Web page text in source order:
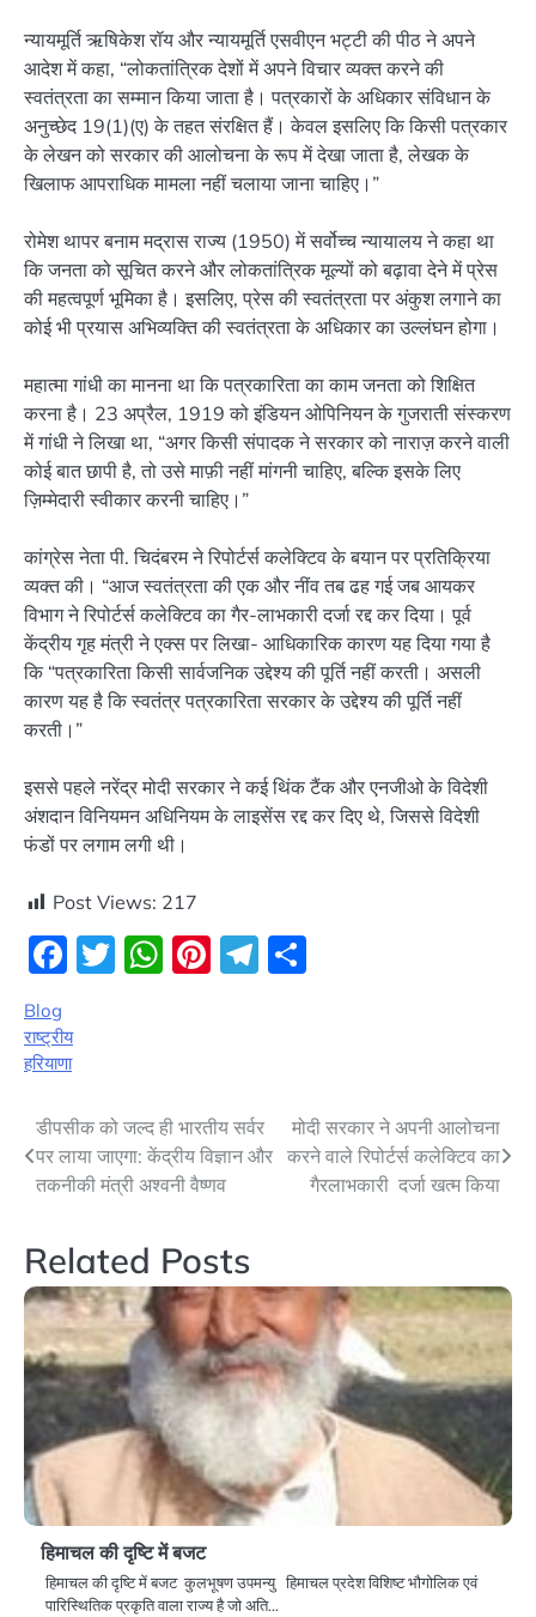
न्यायमूर्ति ऋषिकेश रॉय और न्यायमूर्ति एसवीएन भट्टी की पीठ ने अपने
आदेश में कहा, “लोकतांत्रिक देशों में अपने विचार व्यक्त करने की
स्वतंत्रता का सम्मान किया जाता है। पत्रकारों के अधिकार संविधान के
अनुच्छेद 19(1)(ए) के तहत संरक्षित हैं। केवल इसलिए कि किसी पत्रकार
के लेखन को सरकार की आलोचना के रूप में देखा जाता है, लेखक के
खिलाफ आपराधिक मामला नहीं चलाया जाना चाहिए।”
रोमेश थापर बनाम मद्रास राज्य (1950) में सर्वोच्च न्यायालय ने कहा था
कि जनता को सूचित करने और लोकतांत्रिक मूल्यों को बढ़ावा देने में प्रेस
की महत्वपूर्ण भूमिका है। इसलिए, प्रेस की स्वतंत्रता पर अंकुश लगाने का
कोई भी प्रयास अभिव्यक्ति की स्वतंत्रता के अधिकार का उल्लंघन होगा।
महात्मा गांधी का मानना ​​था कि पत्रकारिता का काम जनता को शिक्षित
करना है। 23 अप्रैल, 1919 को इंडियन ओपिनियन के गुजराती संस्करण
में गांधी ने लिखा था, “अगर किसी संपादक ने सरकार को नाराज़ करने वाली
कोई बात छापी है, तो उसे माफ़ी नहीं मांगनी चाहिए, बल्कि इसके लिए
ज़िम्मेदारी स्वीकार करनी चाहिए।”
कांग्रेस नेता पी. चिदंबरम ने रिपोर्टर्स कलेक्टिव के बयान पर प्रतिक्रिया
व्यक्त की। “आज स्वतंत्रता की एक और नींव तब ढह गई जब आयकर
विभाग ने रिपोर्टर्स कलेक्टिव का गैर-लाभकारी दर्जा रद्द कर दिया। पूर्व
केंद्रीय गृह मंत्री ने एक्स पर लिखा- आधिकारिक कारण यह दिया गया है
कि “पत्रकारिता किसी सार्वजनिक उद्देश्य की पूर्ति नहीं करती। असली
कारण यह है कि स्वतंत्र पत्रकारिता सरकार के उद्देश्य की पूर्ति नहीं
करती।”
इससे पहले नरेंद्र मोदी सरकार ने कई थिंक टैंक और एनजीओ के विदेशी
अंशदान विनियमन अधिनियम के लाइसेंस रद्द कर दिए थे, जिससे विदेशी
फंडों पर लगाम लगी थी।
Post Views: 217
Facebook
Twitter
WhatsApp
Pinterest
Telegram
Blog
राष्ट्रीय
हरियाणा
Post
navigation
डीपसीक को जल्द ही भारतीय सर्वर
पर लाया जाएगा: केंद्रीय विज्ञान और
तकनीकी मंत्री अश्वनी वैष्णव
मोदी सरकार ने अपनी आलोचना
करने वाले रिपोर्टर्स कलेक्टिव का
गैरलाभकारी दर्जा खत्म किया
Related Posts
हिमाचल की दृष्टि में बजट
हिमाचल की दृष्टि में बजट कुलभूषण उपमन्यु हिमाचल प्रदेश विशिष्ट भौगोलिक एवं
पारिस्थितिक प्रकृति वाला राज्य है जो अति…